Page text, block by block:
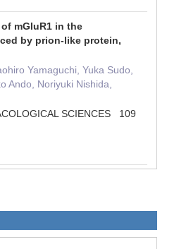
mGluR1 in the
by prion-like protein,
Yamaguchi, Yuka Sudo,
Ando, Noriyuki Nishida,
SCIENCES 109